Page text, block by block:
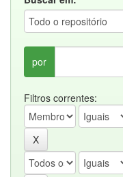
por
Filtros correntes: